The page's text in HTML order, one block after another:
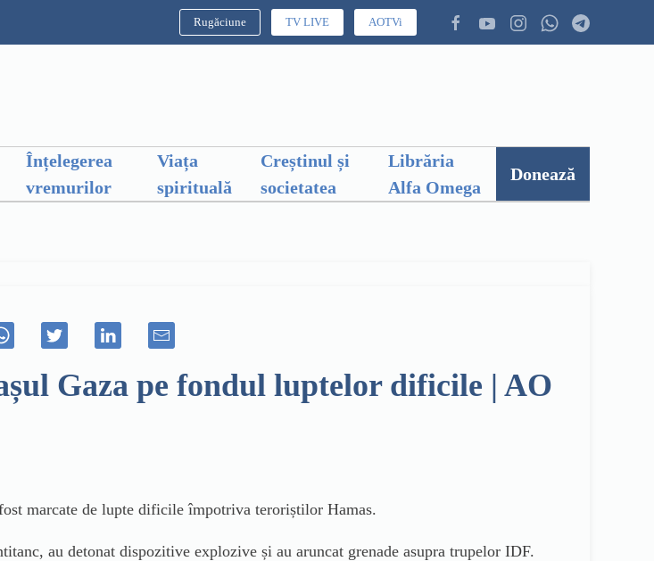
Rugăciune TV LIVE AOTVi
Înțelegerea
vremurilor
Viața
spirituală
Creștinul și
societatea
Librăria
Alfa Omega
Donează
Gaza pe fondul luptelor dificile | AO
marcate de lupte dificile împotriva teroriștilor Hamas.
au detonat dispozitive explozive și au aruncat grenade asupra trupelor IDF.